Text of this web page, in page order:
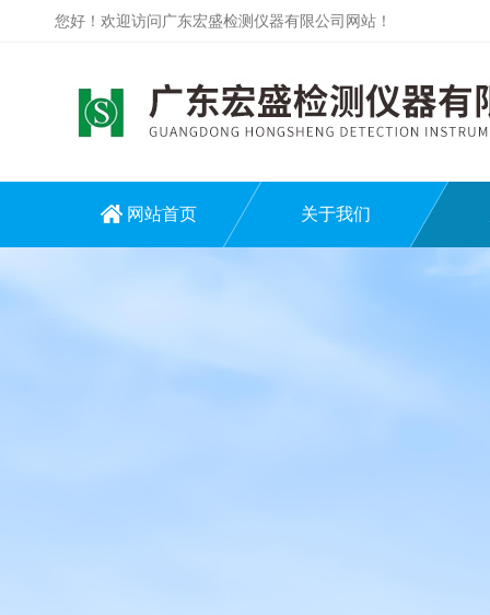
您好！欢迎访问广东宏盛检测仪器有限公司网站！
网站首页 关于我们